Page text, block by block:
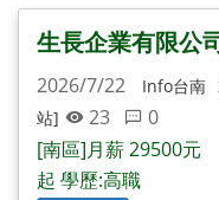
生長企業有限公
2026/7/22 Info台南
站]
23
0
[南區]月薪 29500元
起 學歷:高職